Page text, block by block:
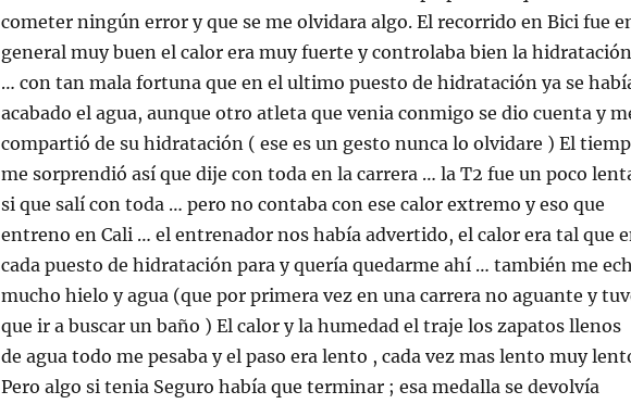
cometer ningún error y que se me olvidara algo. El recorrido en Bici fue
general muy buen el calor era muy fuerte y controlaba bien la hidratación
… con tan mala fortuna que en el ultimo puesto de hidratación ya se
acabado el agua, aunque otro atleta que venia conmigo se dio cuenta y
compartió de su hidratación ( ese es un gesto nunca lo olvidare ) El
me sorprendió así que dije con toda en la carrera … la T2 fue un poco
si que salí con toda … pero no contaba con ese calor extremo y eso que
entreno en Cali … el entrenador nos había advertido, el calor era tal que
cada puesto de hidratación para y quería quedarme ahí … también me
mucho hielo y agua (que por primera vez en una carrera no aguante y
que ir a buscar un baño ) El calor y la humedad el traje los zapatos llenos
de agua todo me pesaba y el paso era lento , cada vez mas lento muy
Pero algo si tenia Seguro había que terminar ; esa medalla se devolvía